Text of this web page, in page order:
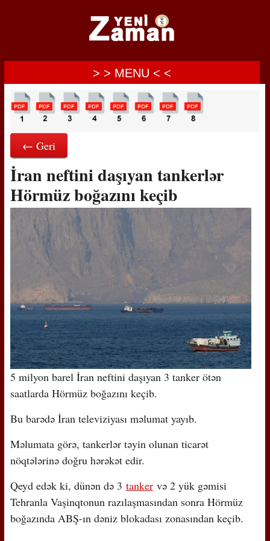
> > MENU < <
← Geri
İran neftini daşıyan tankerlər
Hörmüz boğazını keçib
5 milyon barel İran neftini daşıyan 3 tanker ötən
saatlarda Hörmüz boğazını keçib.
Bu barədə İran televiziyası məlumat yayıb.
Məlumata görə, tankerlər təyin olunan ticarət
nöqtələrinə doğru hərəkət edir.
Qeyd edək ki, dünən də 3 tankervə 2 yük gəmisi
Tehranla Vaşinqtonun razılaşmasından sonra Hörmüz
boğazında ABŞ-ın dəniz blokadası zonasından keçib.